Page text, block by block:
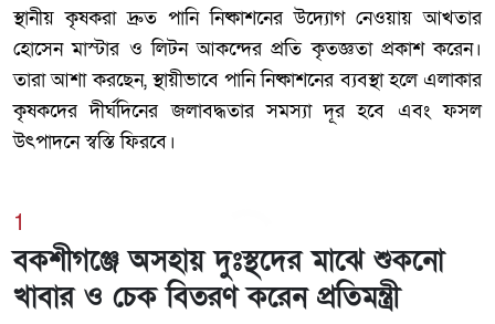
স্থানীয় কৃষকরা দ্রুত পানি নিষ্কাশনের উদ্যোগ নেওয়ায় আখতার
হোসেন মাস্টার ও লিটন আকন্দের প্রতি কৃতজ্ঞতা প্রকাশ করেন।
তারা আশা করছেন, স্থায়ীভাবে পানি নিষ্কাশনের ব্যবস্থা হলে এলাকার
কৃষকদের দীর্ঘদিনের জলাবদ্ধতার সমস্যা দূর হবে এবং ফসল
উৎপাদনে স্বস্তি ফিরবে।
1
বকশীগঞ্জে অসহায় দুঃস্থদের মাঝে শুকনো
খাবার ও চেক বিতরণ করেন প্রতিমন্ত্রী